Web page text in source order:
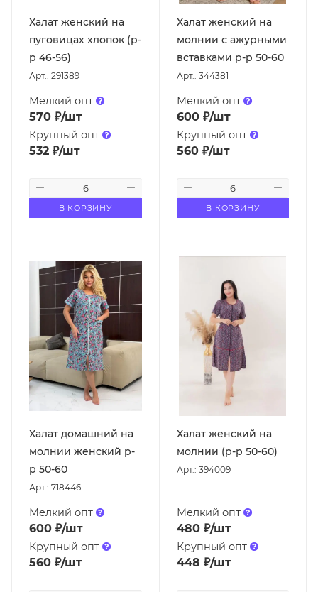
Халат женский на
пуговицах хлопок (р-
р 46-56)
Арт.: 291389
Мелкий опт
570 ₽/шт
Крупный опт
532 ₽/шт
В КОРЗИНУ
Халат женский на
молнии с ажурными
вставками р-р 50-60
Арт.: 344381
Мелкий опт
600₽/шт
Крупный опт
560₽/шт
В КОРЗИНУ
Халат домашний на
молнии женский р-
р 50-60
Арт.: 718446
Мелкий опт
600 ₽/шт
Крупный опт
560 ₽/шт
Халат женский на
молнии (р-р 50-60)
Арт.: 394009
Мелкий опт
480₽/шт
Крупный опт
448 ₽/шт